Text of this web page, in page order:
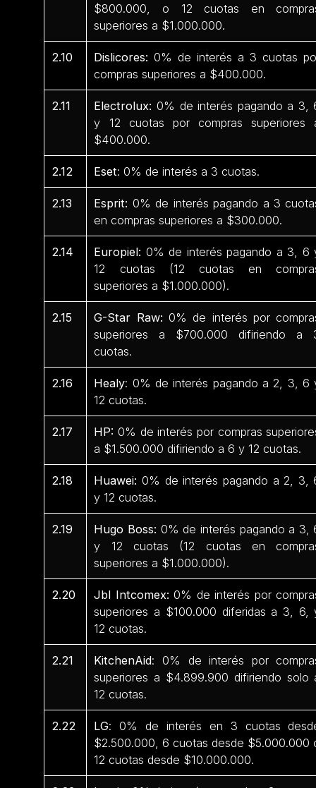
$800.000, o 12 cuotas en
superiores a $1.000.000.
2.10 Dislicores: 0% de interés a 3 cuotas
compras superiores a $400.000.
2.11 Electrolux: 0% de interés pagando a 3,
y 12 cuotas por compras superiores
$400.000.
2.12 Eset: 0% de interés a 3 cuotas.
2.13 Esprit: 0% de interés pagando a 3
en compras superiores a $300.000.
2.14 Europiel: 0% de interés pagando a 3, 6
12 cuotas (12 cuotas en
superiores a $1.000.000).
2.15 G-Star Raw: 0% de interés por
superiores a $700.000 difiriendo a
cuotas.
2.16 Healy: 0% de interés pagando a 2, 3, 6
12 cuotas.
2.17 HP: 0% de interés por compras
a $1.500.000 difiriendo a 6 y 12 cuotas.
2.18 Huawei: 0% de interés pagando a 2, 3,
y 12 cuotas.
2.19 Hugo Boss: 0% de interés pagando a 3,
y 12 cuotas (12 cuotas en
superiores a $1.000.000).
2.20 Jbl Intcomex: 0% de interés por
superiores a $100.000 diferidas a 3, 6,
12 cuotas.
2.21 KitchenAid: 0% de interés por
superiores a $4.899.900 difiriendo solo
12 cuotas.
2.22 LG: 0% de interés en 3 cuotas
$2.500.000, 6 cuotas desde $5.000.000
12 cuotas desde $10.000.000.